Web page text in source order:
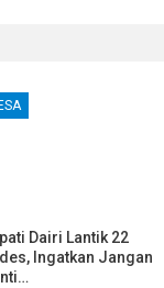
Dairi Lantik 22
Ingatkan Jangan